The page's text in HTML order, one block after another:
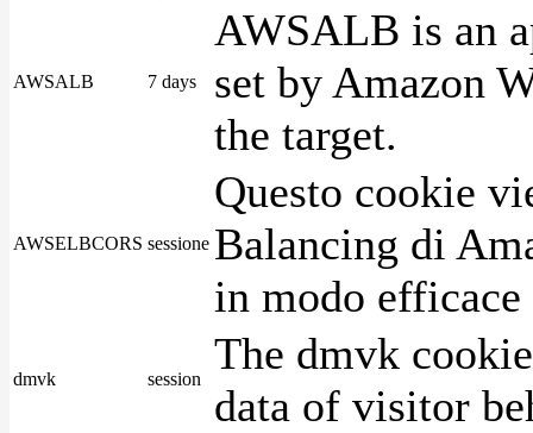
AWSALB 7 days
AWSALB is an
set by Amazon
the target.
AWSELBCORS sessione
Questo cookie
Balancing di
in modo
dmvk session
The dmvk
data of visitor